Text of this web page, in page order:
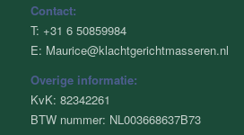
Contact:
T: +31 6 50859984
E: Maurice@klachtgerichtmasseren.nl
Overige informatie:
KvK: 82342261
BTW nummer: NL003668637B73